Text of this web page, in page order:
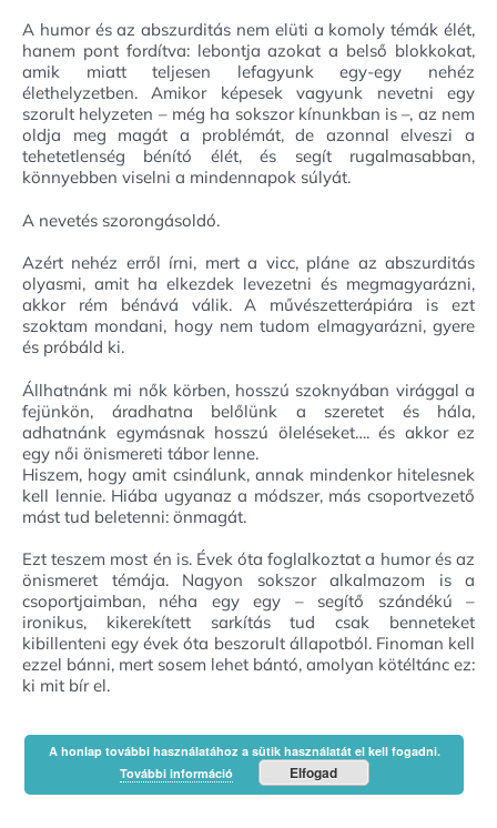
A humor és az abszurditás nem elüti a komoly témák élét,
hanem pont fordítva: lebontja azokat a belső blokkokat,
amik miatt teljesen lefagyunk egy-egy nehéz
élethelyzetben. Amikor képesek vagyunk nevetni egy
szorult helyzeten – még ha sokszor kínunkban is –, az nem
oldja meg magát a problémát, de azonnal elveszi a
tehetetlenség bénító élét, és segít rugalmasabban,
könnyebben viselni a mindennapok súlyát.
A nevetés szorongásoldó.
Azért nehéz erről írni, mert a vicc, pláne az abszurditás
olyasmi, amit ha elkezdek levezetni és megmagyarázni,
akkor rém bénává válik. A művészetterápiára is ezt
szoktam mondani, hogy nem tudom elmagyarázni, gyere
és próbáld ki.
Állhatnánk mi nők körben, hosszú szoknyában virággal a
fejünkön, áradhatna belőlünk a szeretet és hála,
adhatnánk egymásnak hosszú öleléseket…. és akkor ez
egy női önismereti tábor lenne.
Hiszem, hogy amit csinálunk, annak mindenkor hitelesnek
kell lennie. Hiába ugyanaz a módszer, más csoportvezető
mást tud beletenni: önmagát.
Ezt teszem most én is. Évek óta foglalkoztat a humor és az
önismeret témája. Nagyon sokszor alkalmazom is a
csoportjaimban, néha egy egy – segítő szándékú –
ironikus, kikerekített sarkítás tud csak benneteket
kibillenteni egy évek óta beszorult állapotból. Finoman kell
ezzel bánni, mert sosem lehet bántó, amolyan kötéltánc ez:
ki mit bír el.
A honlap további használatához a sütik használatát el kell fogadni.
További információ
Elfogad